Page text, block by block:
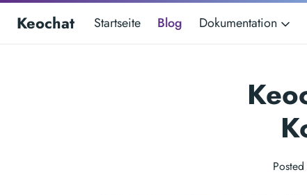
Keochat Startseite Blog Dokumentation